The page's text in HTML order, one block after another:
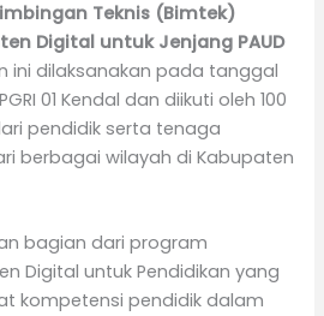
Teknis (Bimtek)
Digital untuk Jenjang PAUD
ini dilaksanakan pada tanggal
01 Kendal dan diikuti oleh 100
pendidik serta tenaga
berbagai wilayah di Kabupaten
bagian dari program
Digital untuk Pendidikan yang
kompetensi pendidik dalam